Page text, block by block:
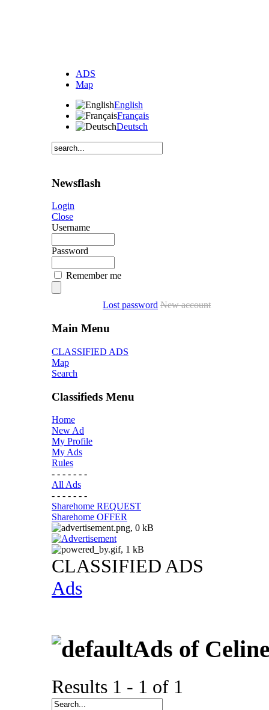
ADS
Map
English
Français
Deutsch
Newsflash
Login
Close
Username
Password
Remember me
Lost password New account
Main Menu
CLASSIFIED ADS
Map
Search
Classifieds Menu
Home
New Ad
My Profile
My Ads
Rules
- - - - - - -
All Ads
- - - - - - -
Sharehome REQUEST
Sharehome OFFER
CLASSIFIED ADS
Ads
Ads of
Results 1 - 1 of 1